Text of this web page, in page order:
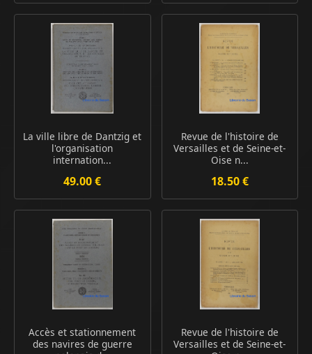
La ville libre de Dantzig et
l'organisation
internation...
49.00 €
Revue de l'histoire de
Versailles et de Seine-et-
Oise n...
18.50 €
Accès et stationnement
des navires de guerre
Revue de l'histoire de
Versailles et de Seine-et-